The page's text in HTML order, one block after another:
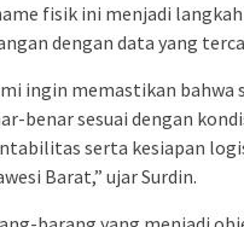
fisik ini menjadi
dengan data yang
ingin memastikan bahwa
benar sesuai dengan
serta kesiapan
Barat,” ujar Surdin.